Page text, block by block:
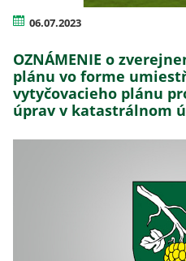
06.07.2023
OZNÁMENIE o
plánu vo forme
vytyčovacieho plánu
úprav v katastrálnom